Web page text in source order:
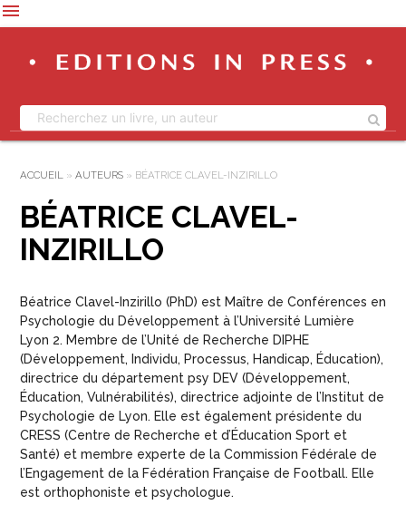
menu
ACCUEIL » AUTEURS» BÉATRICE CLAVEL-INZIRILLO
BÉATRICE CLAVEL-
INZIRILLO
Béatrice Clavel-Inzirillo (PhD) est Maître de Conférences en
Psychologie du Développement à l’Université Lumière
Lyon 2. Membre de l’Unité de Recherche DIPHE
(Développement, Individu, Processus, Handicap, Éducation),
directrice du département psy DEV (Développement,
Éducation, Vulnérabilités), directrice adjointe de l’Institut de
Psychologie de Lyon. Elle est également présidente du
CRESS (Centre de Recherche et d’Éducation Sport et
Santé) et membre experte de la Commission Fédérale de
l’Engagement de la Fédération Française de Football. Elle
est orthophoniste et psychologue.